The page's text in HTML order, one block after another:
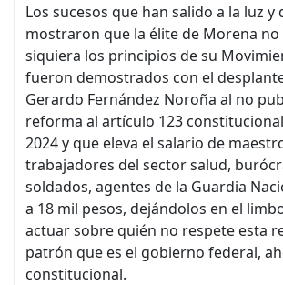
Los sucesos que han salido a la luz y
mostraron que la élite de Morena
siquiera los principios de su
fueron demostrados con el
Gerardo Fernández Noroña al no
reforma al artículo 123
2024 y que eleva el salario de
trabajadores del sector salud,
soldados, agentes de la Guardia
a 18 mil pesos, dejándolos en el
actuar sobre quién no respete esta
patrón que es el gobierno federal,
constitucional.